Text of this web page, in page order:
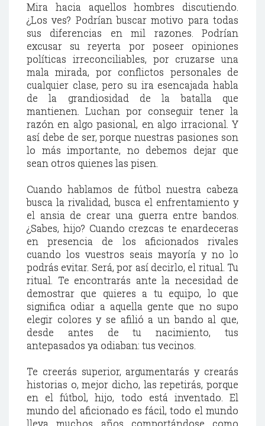
Mira hacia aquellos hombres discutiendo.
¿Los ves? Podrían buscar motivo para todas
sus diferencias en mil razones. Podrían
excusar su reyerta por poseer opiniones
políticas irreconciliables, por cruzarse una
mala mirada, por conflictos personales de
cualquier clase, pero su ira esencajada habla
de la grandiosidad de la batalla que
mantienen. Luchan por conseguir tener la
razón en algo pasional, en algo irracional. Y
así debe de ser, porque nuestras pasiones son
lo más importante, no debemos dejar que
sean otros quienes las pisen.
Cuando hablamos de fútbol nuestra cabeza
busca la rivalidad, busca el enfrentamiento y
el ansia de crear una guerra entre bandos.
¿Sabes, hijo? Cuando crezcas te enardeceras
en presencia de los aficionados rivales
cuando los vuestros seais mayoría y no lo
podrás evitar. Será, por así decirlo, el ritual. Tu
ritual. Te encontrarás ante la necesidad de
demostrar que quieres a tu equipo, lo que
significa odiar a aquella gente que no supo
elegir colores y se afilió a un bando al que,
desde antes de tu nacimiento, tus
antepasados ya odiaban: tus vecinos.
Te creerás superior, argumentarás y crearás
historias o, mejor dicho, las repetirás, porque
en el fútbol, hijo, todo está inventado. El
mundo del aficionado es fácil, todo el mundo
lleva muchos años comportándose como